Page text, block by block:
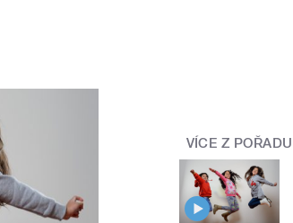
VÍCE Z POŘADU